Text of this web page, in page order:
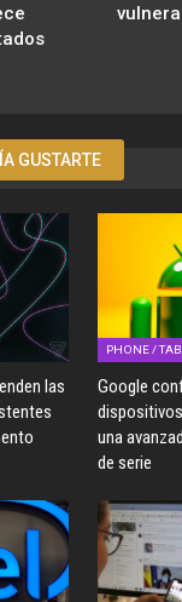
GUSTARTE
las
PHONE /
Google
una
de serie